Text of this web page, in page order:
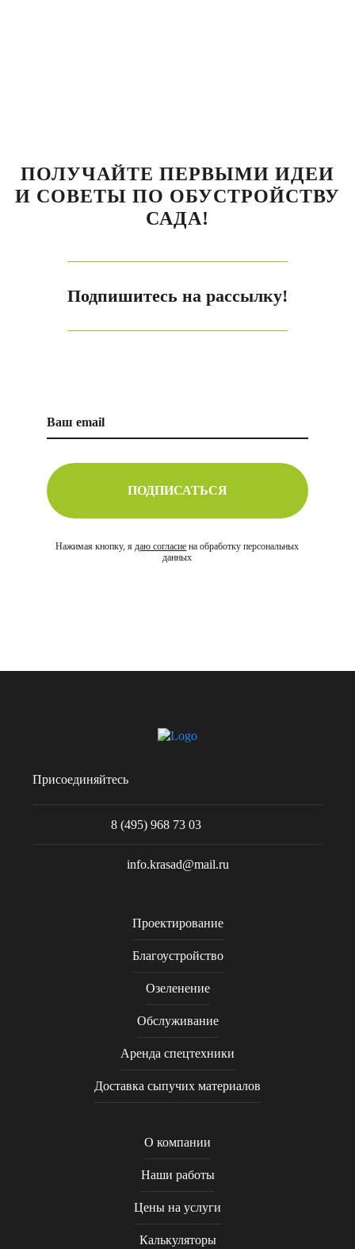
ПОЛУЧАЙТЕ ПЕРВЫМИ ИДЕИ
И СОВЕТЫ ПО ОБУСТРОЙСТВУ
САДА!
Подпишитесь на рассылку!
ПОДПИСАТЬСЯ
Нажимая кнопку, ядаю согласие на обработку персональных
данных
Присоединяйтесь
8 (495) 968 73 03
info.krasad@mail.ru
Проектирование
Благоустройство
Озеленение
Обслуживание
Аренда спецтехники
Доставка сыпучих материалов
О компании
Наши работы
Цены на услуги
Калькуляторы